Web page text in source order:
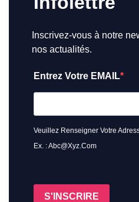
Inscrivez-vous à notre
nos actualités.
Entrez Votre EMAIL
Veuillez Renseigner Votre
Ex. : Abc@xyz.com
S'INSCRIRE